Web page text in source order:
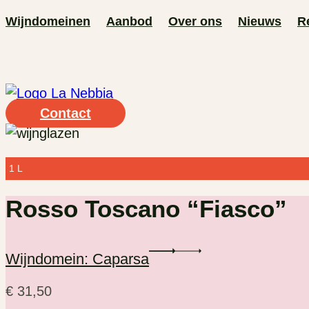
Ga
Wijndomeinen Aanbod Over ons Nieuws
Contact
1 L
Rosso Toscano “Fiasco”
Wijndomein: Caparsa
€ 31,50